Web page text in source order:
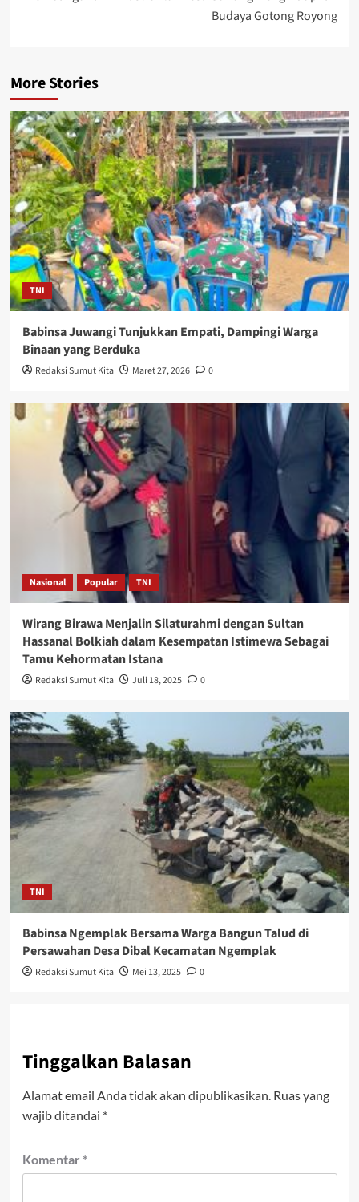
Budaya Gotong Royong
More Stories
TNI
Babinsa Juwangi Tunjukkan Empati, Dampingi Warga
Binaan yang Berduka
Redaksi Sumut Kita Maret 27, 2026 0
Nasional Popular TNI
Wirang Birawa Menjalin Silaturahmi dengan Sultan
Hassanal Bolkiah dalam Kesempatan Istimewa Sebagai
Tamu Kehormatan Istana
Redaksi Sumut Kita Juli 18, 2025 0
TNI
Babinsa Ngemplak Bersama Warga Bangun Talud di
Persawahan Desa Dibal Kecamatan Ngemplak
Redaksi Sumut Kita Mei 13, 2025 0
Tinggalkan Balasan
Alamat email Anda tidak akan dipublikasikan. Ruas yang
wajib ditandai *
Komentar *